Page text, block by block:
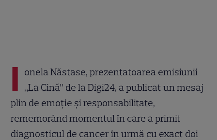
I onela Năstase, prezentatoarea emisiunii
„La Cină” de la Digi24, a publicat un mesaj
plin de emoție și responsabilitate,
rememorând momentul în care a primit
diagnosticul de cancer în urmă cu exact doi